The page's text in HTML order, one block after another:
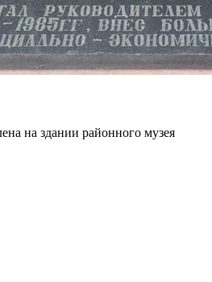
на здании районного музея